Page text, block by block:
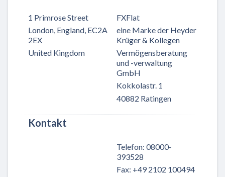
1 Primrose Street
London, England, EC2A
2EX
United Kingdom
FXFlat
eine Marke der Heyder
Krüger & Kollegen
Vermögensberatung
und -verwaltung
GmbH
Kokkolastr. 1
40882 Ratingen
Kontakt
Telefon: 08000-
393528
Fax: +49 2102 100494